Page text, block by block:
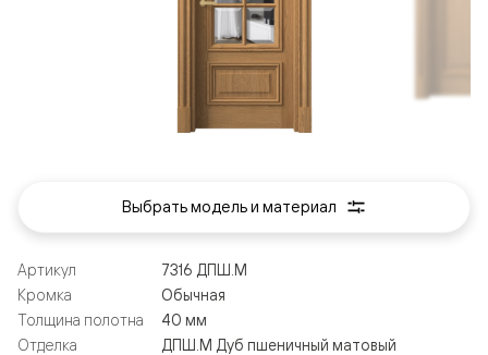
Артикул
7316 ДПШ.М
Кромка
Обычная
Толщина полотна
40 мм
Отделка
ДПШ.М Дуб пшеничный матовый
Выбрать модель и материал